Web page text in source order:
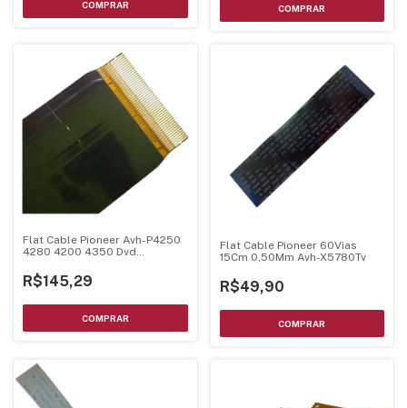
Flat Cable Pioneer Avh-P4250
4280 4200 4350 Dvd
R$145,29
Flat Cable Pioneer 60Vias
15Cm 0,50Mm Avh-X5780Tv
R$49,90